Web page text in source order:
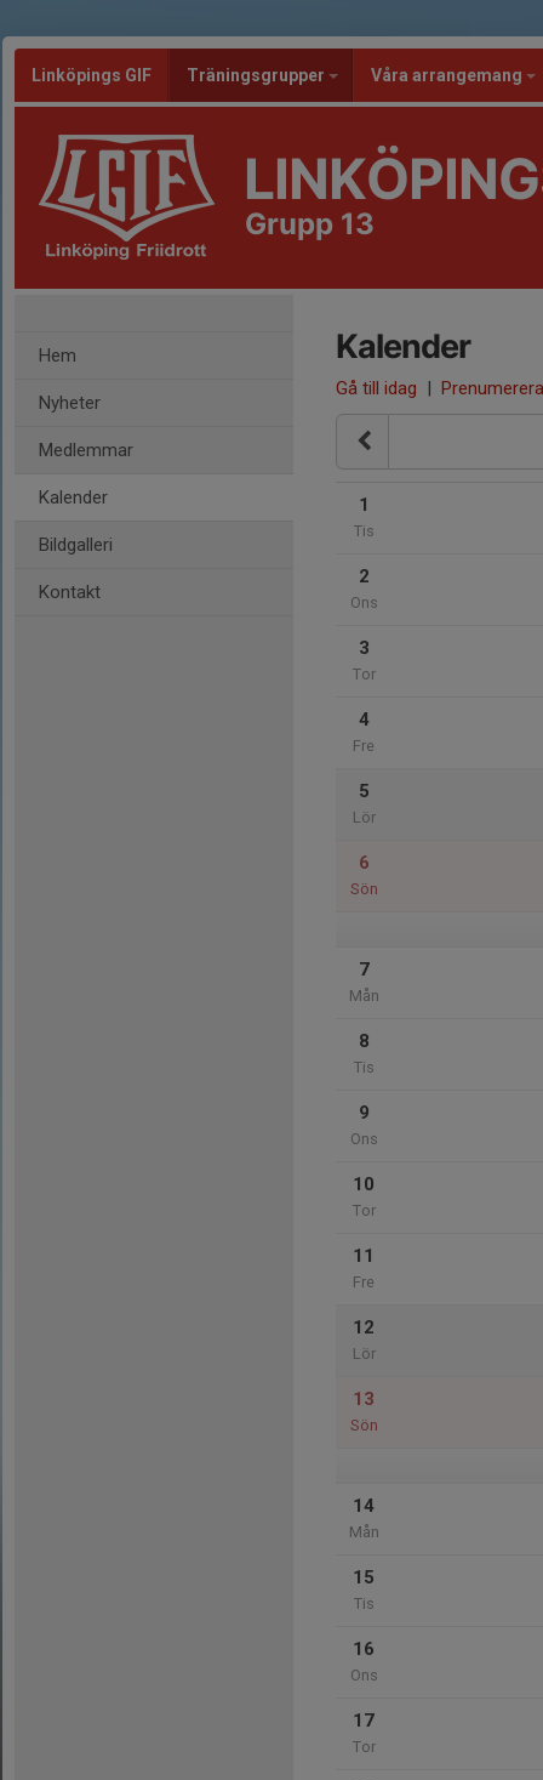
Linköpings GIF Träningsgrupper Våra arrangemang
Grupp 13
Hem
Nyheter
Medlemmar
Kalender
Bildgalleri
Kontakt
Kalender
Gå till idag | Prenumerera
1
Tis
2
Ons
3
Tor
4
Fre
5
Lör
6
Sön
7
Mån
8
Tis
9
Ons
10
Tor
11
Fre
12
Lör
13
Sön
14
Mån
15
Tis
16
Ons
17
Tor